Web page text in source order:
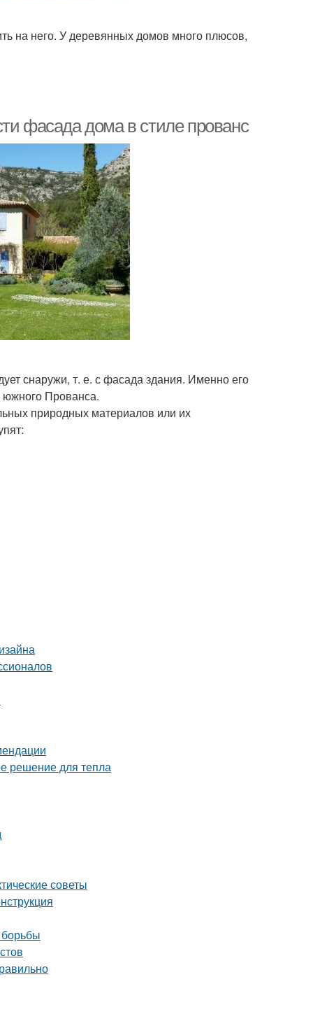
на него. У деревянных домов много плюсов,
фасада дома в стиле прованс
снаружи, т. е. с фасада здания. Именно его
южного Прованса.
природных материалов или их
решение для тепла
советы